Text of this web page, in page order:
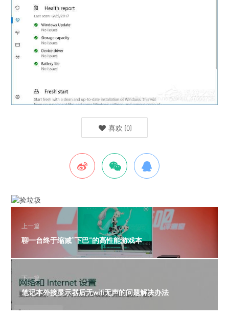
喜欢 (0)
上一篇
聊一台终于缩减“下巴”的高性能游戏本
下一篇
笔记本外接显示器后无wifi无声的问题解决办法